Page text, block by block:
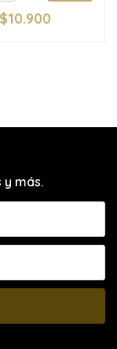
$10.900
y más.